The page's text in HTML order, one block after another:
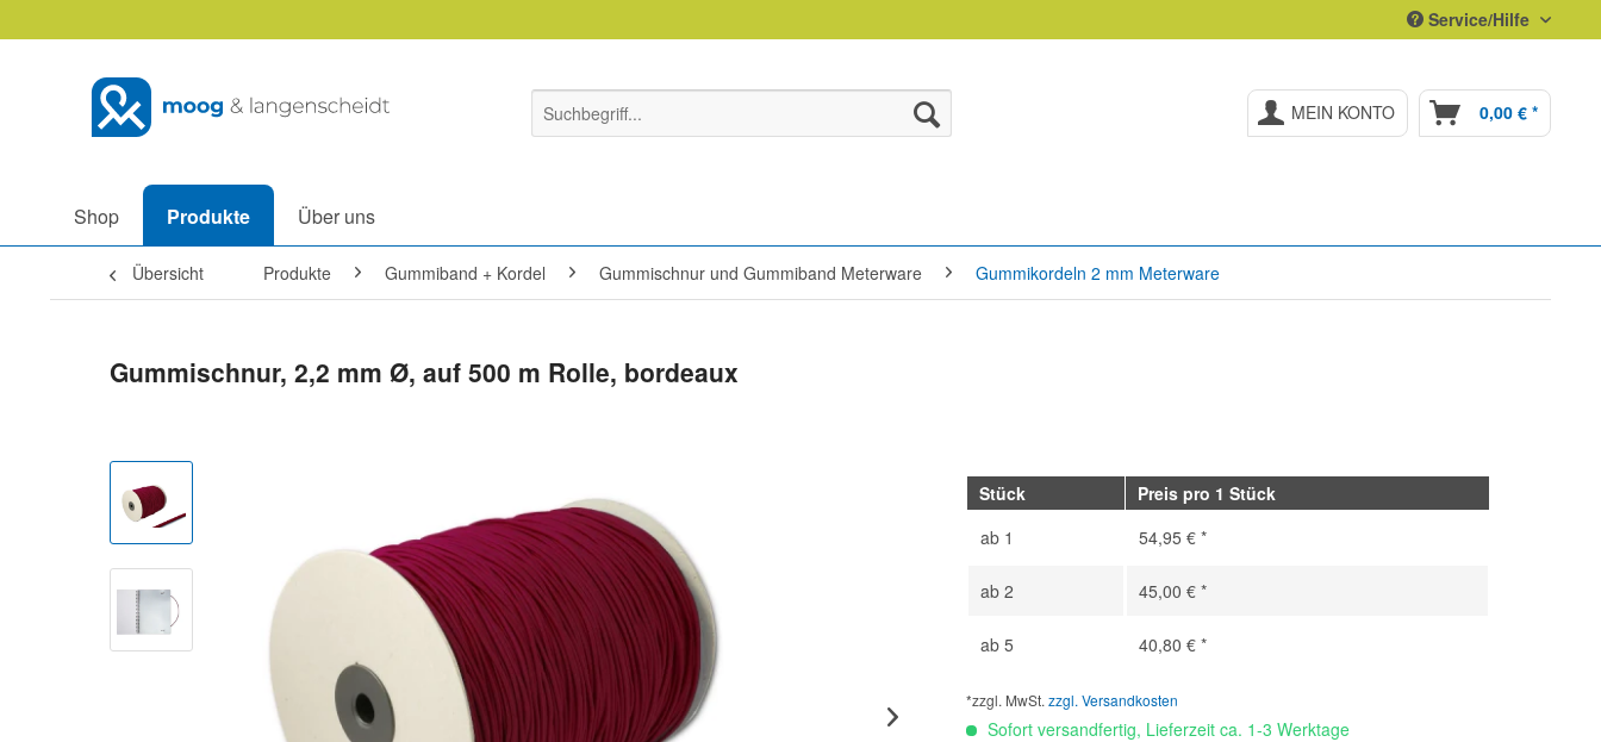
Service/Hilfe
MEIN KONTO 0,00 € *
Shop Produkte Über uns
Übersicht Produkte Gummiband + Kordel Gummischnur und Gummiband Meterware Gummikordeln 2 mm Meterware
Gummischnur, 2,2 mm Ø, auf 500 m Rolle, bordeaux
Stück
Preis pro 1 Stück
ab 1 54,95 € *
ab2 45,00 € *
ab5 40,80 € *
*zzgl. MwSt.zzgl. Versandkosten
Sofort versandfertig, Lieferzeit ca. 1-3 Werktage